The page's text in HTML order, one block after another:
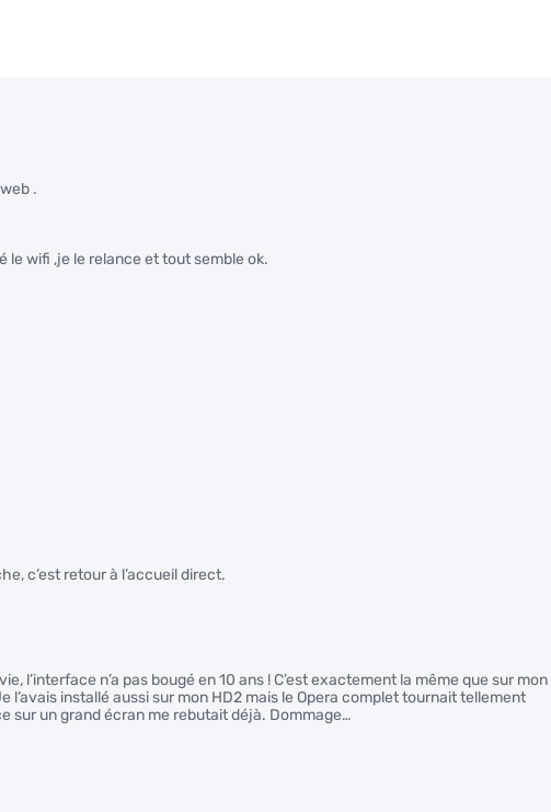
.
le wifi ,je le relance et tout semble ok.
c’est retour à l’accueil direct.
l’interface n’a pas bougé en 10 ans ! C’est exactement la même que sur mon
l’avais installé aussi sur mon HD2 mais le Opera complet tournait tellement
sur un grand écran me rebutait déjà. Dommage…